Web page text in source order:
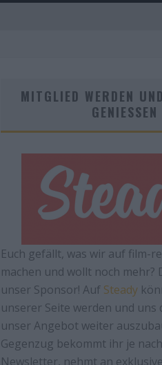
MITGLIED WERDEN
GENIESSEN
Euch gefällt, was wir auf film-
machen und wollt noch mehr?
unser Sponsor! Auf Steady
unserer Seite werden und uns
unser Angebot weiter
Gegenzug bekommt ihr je
Newsletter, nehmt an